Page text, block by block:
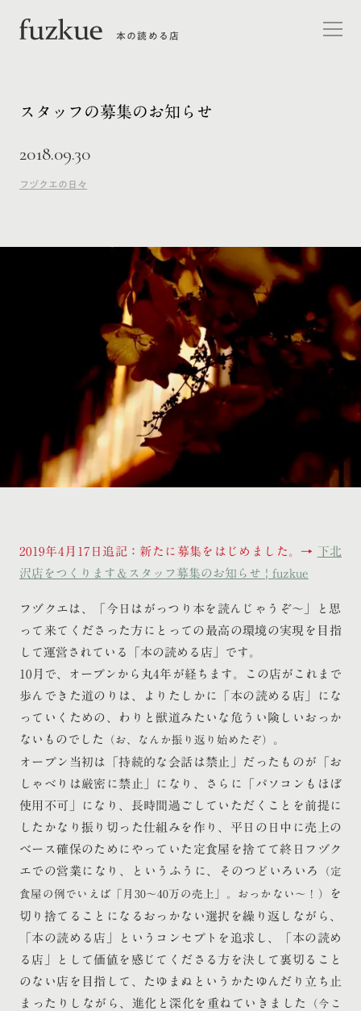
本の読める店
スタッフの募集のお知らせ
2018.09.30
フヅクエの日々
2019年4月17日追記：新たに募集をはじめました。→
下北
沢店をつくります＆スタッフ募集のお知らせ | fuzkue
フヅクエは、「今日はがっつり本を読んじゃうぞ〜」と思
って来てくださった方にとっての最高の環境の実現を目指
して運営されている「本の読める店」です。
10月で、オープンから丸4年が経ちます。この店がこれまで
歩んできた道のりは、よりたしかに「本の読める店」にな
っていくための、わりと獣道みたいな危うい険しいおっか
ないものでした
（お、なんか振り返り始めたぞ） 。
オープン当初は「持続的な会話は禁止」だったものが「お
しゃべりは厳密に禁止」になり、さらに「パソコンもほぼ
使用不可」になり、長時間過ごしていただくことを前提に
したかなり振り切った仕組みを作り、平日の日中に売上の
ベース確保のためにやっていた定食屋を捨てて終日フヅク
エでの営業になり、というふうに、そのつどいろいろ
（定
食屋の例でいえば「月30〜40万の売上」。おっかない〜！）
を
切り捨てることになるおっかない選択を繰り返しながら、
「本の読める店」というコンセプトを追求し、「本の読め
る店」として価値を感じてくださる方を決して裏切ること
のない店を目指して、たゆまぬというかたゆんだり立ち止
まったりしながら、進化と深化を重ねていきました
（今こ